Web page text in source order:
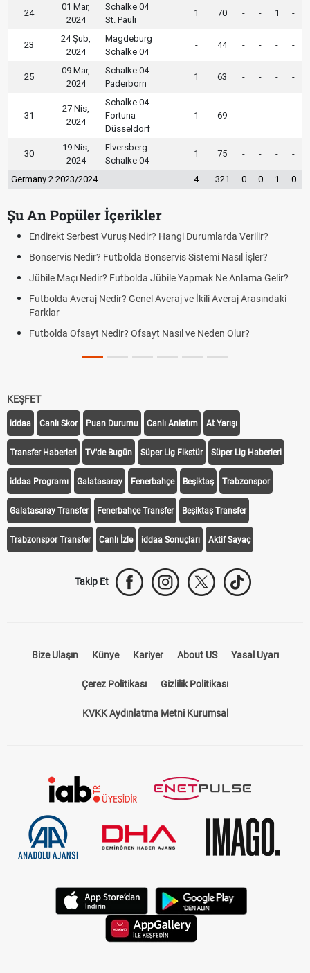
24
01 Mar,
2024
Schalke 04
St. Pauli
1 70 - - 1 -
23
24 Şub,
2024
Magdeburg
Schalke 04
- 44 - - - -
25
09 Mar,
2024
Schalke 04
Paderborn
1 63 - - - -
31
27 Nis,
2024
Schalke 04
Fortuna
Düsseldorf
1 69 - - - -
30
19 Nis,
2024
Elversberg
Schalke 04
1 75 - - - -
Germany 2 2023/2024 4 321 0 0 1 0
Şu An Popüler İçerikler
Verilir?
Nasıl İşler?
Ne Anlama Gelir?
Averaj Arasındaki
Olur?
Açık Lise Kayıtları Ne Zaman 2026? AÖL 2.
Yenileme ve Yeni Kayıt Tarihleri
Tarihini Duyurdu
Motorine İndirim Var mı? Motorin
Fındık Fiyatı Açıklandı mı? 2026 TMO
Oldu mu?
KEŞFET
iddaa Canlı Skor Puan Durumu Canlı Anlatım At Yarışı
Transfer Haberleri TV'de Bugün Süper Lig Fikstür Süper Lig Haberleri
iddaa Programı Galatasaray Fenerbahçe Beşiktaş Trabzonspor
Galatasaray Transfer Fenerbahçe Transfer Beşiktaş Transfer
Trabzonspor Transfer Canlı İzle iddaa Sonuçları Aktif Sayaç